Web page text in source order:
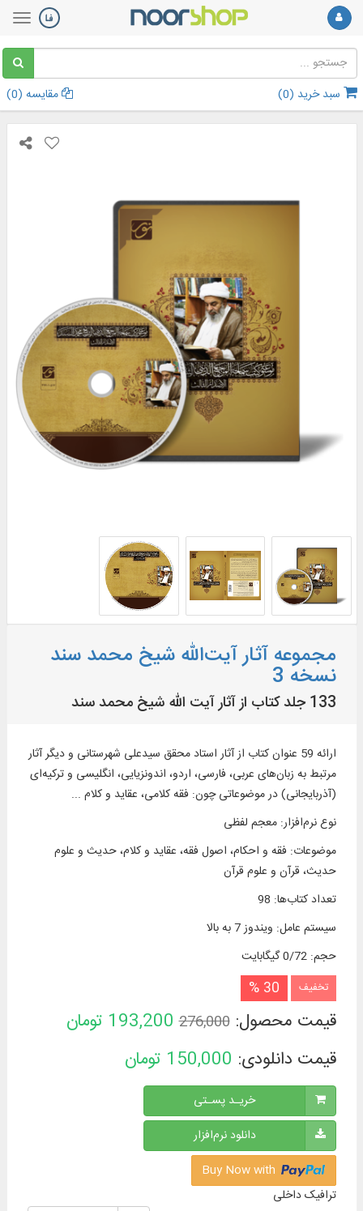
سبد خرید (0
) مقایسه (0
)
مجموعه آثار آیت‌الله شیخ محمد سند
نسخه 3
133 جلد کتاب از آثار آیت‌ الله شیخ محمد سند
ارائه 59 عنوان کتاب از آثار استاد محقق سیدعلی شهرستانی و دیگر آثار
مرتبط به زبان‌های عربی، فارسی، اردو، اندونزیایی، انگلیسی و ترکیه‌ای
(آذربایجانی) در موضوعاتی چون: فقه کلامی، عقاید و کلام ...
نوع نرم‌افزار:معجم لفظی
موضوعات: فقه و احکام، اصول فقه، عقاید و كلام، حدیث و علوم
حدیث، قرآن و علوم قرآن
تعداد کتاب‌ها:
98
سیستم عامل: ویندوز 7 به بالا
حجم:0/72 گیگابایت
تخفیف 30 %
قیمت محصول:276,000
193,200 تومان
قیمت دانلودی: 150,000 تومان
خریـد پسـتی
دانلود نرم‌افزار
ترافیک داخلی